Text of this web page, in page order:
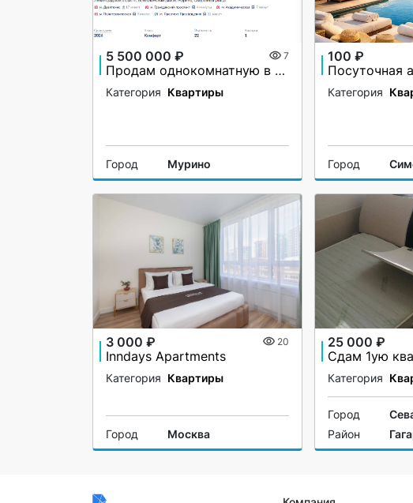
5 500 000 ₽ 7
Продам однокомнатную в ЖК Левитан
Категория Квартиры
Город Мурино
100 ₽
Посуточная
Категория
Город
3 000 ₽ 20
Inndays Apartments
Категория Квартиры
Город Москва
25 000 ₽
Категория
Город
Район